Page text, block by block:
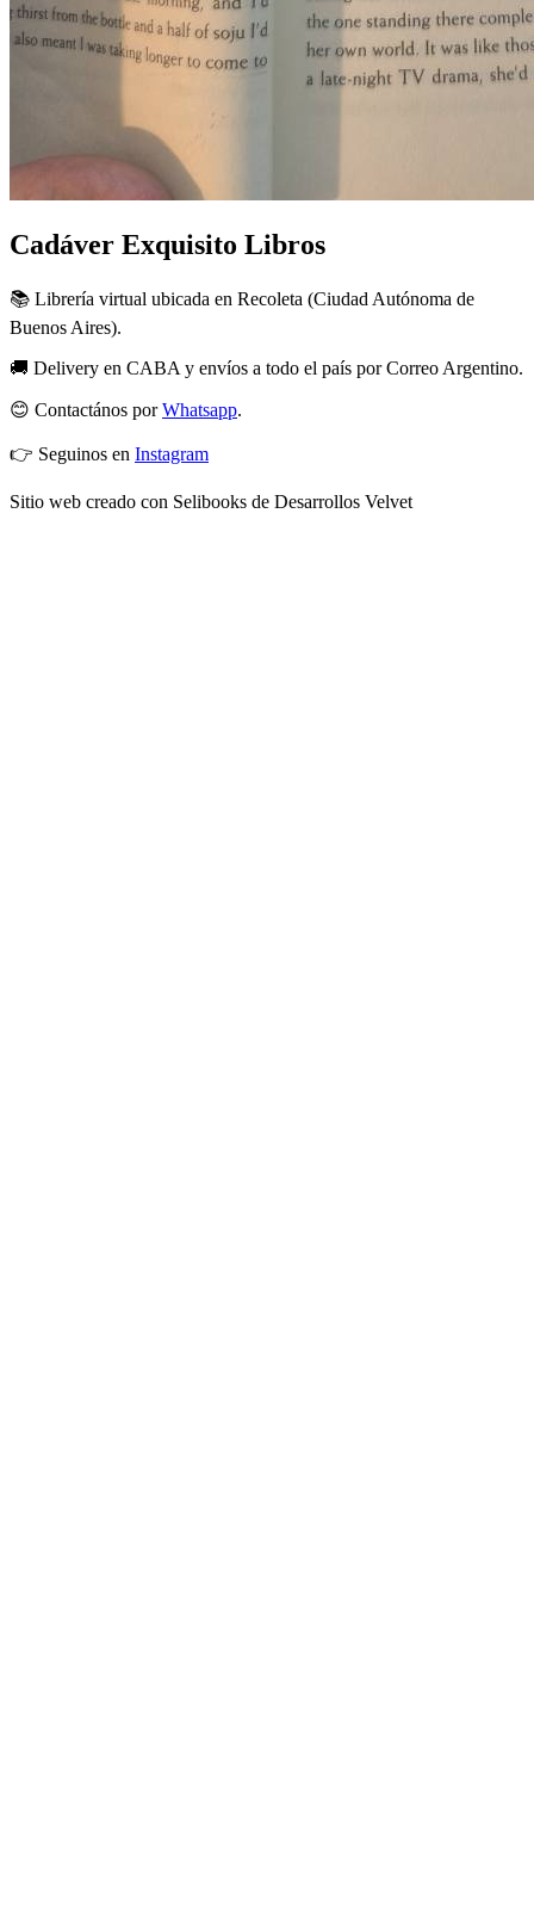
Cadáver Exquisito Libros
📚 Librería virtual ubicada en Recoleta (Ciudad Autónoma de
Buenos Aires).
🚚 Delivery en CABA y envíos a todo el país por Correo Argentino.
😊 Contactános porWhatsapp.
👉 Seguinos en Instagram
Sitio web creado con Selibooks de Desarrollos Velvet